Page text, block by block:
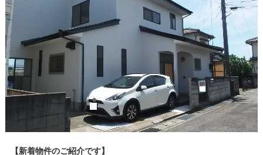
【新着物件のご紹介です】